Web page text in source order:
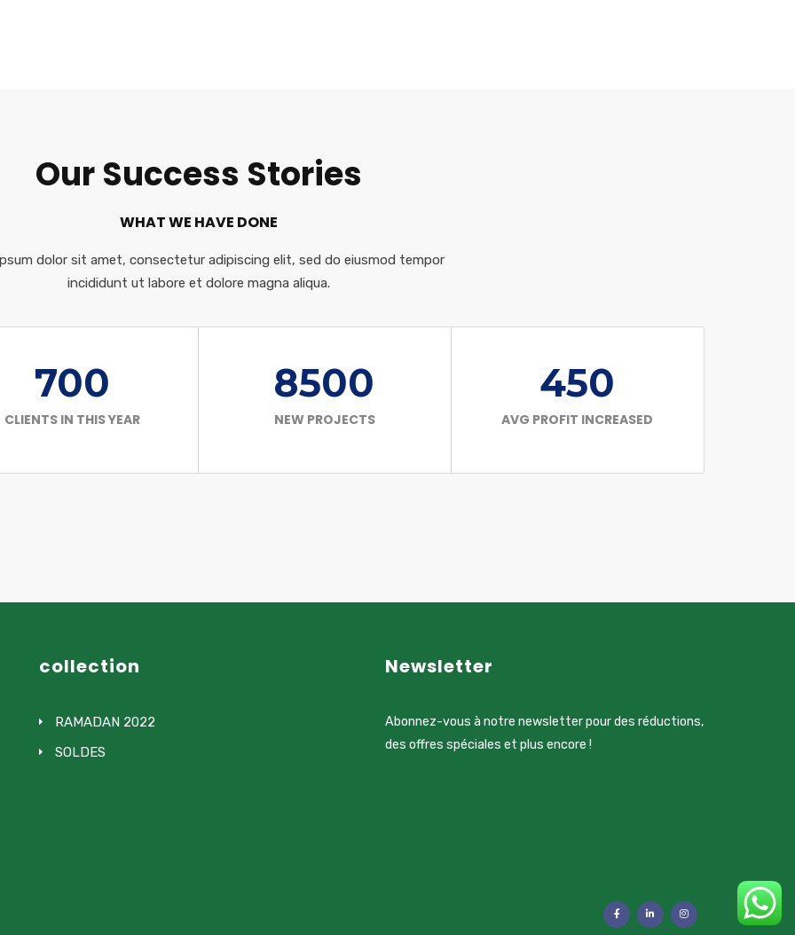
Our Success Stories
WHAT WE HAVE DONE
dolor sit amet, consectetur adipiscing elit, sed do eiusmod tempor
incididunt ut labore et dolore magna aliqua.
700
CLIENTS IN THIS YEAR
8500
NEW PROJECTS
450
AVG PROFIT INCREASED
collection
RAMADAN 2022
SOLDES
Newsletter
Abonnez-vous à notre newsletter pour des réductions,
des offres spéciales et plus encore !